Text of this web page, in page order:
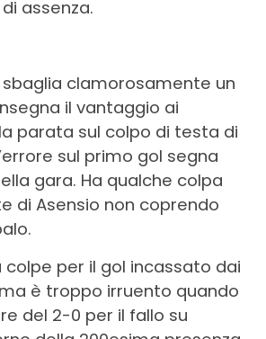
assenza.
sbaglia clamorosamente un
il vantaggio ai
parata sul colpo di testa di
sul primo gol segna
gara. Ha qualche colpa
di Asensio non coprendo
colpe per il gol incassato dai
è troppo irruento quando
del 2-0 per il fallo su